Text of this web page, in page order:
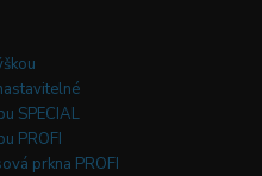
SPECIAL
PROFI
prkna PROFI